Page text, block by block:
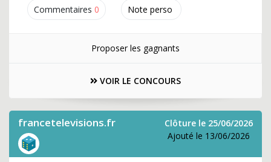
Commentaires 0 Note perso
Proposer les gagnants
VOIR LE CONCOURS
francetelevisions.fr
Clôture le 25/06/2026
Ajouté le 13/06/2026